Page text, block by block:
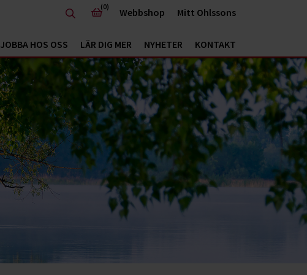
JOBBA HOS OSS LÄR DIG MER NYHETER KONTAKT
(0) Webbshop Mitt Ohlssons